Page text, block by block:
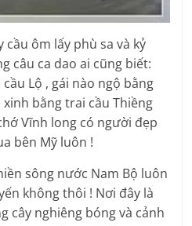
cầu ôm lấy phù sa và kỷ
câu ca dao ai cũng biết:
Lộ , gái nào ngộ bằng
xinh bằng trai cầu Thiềng
Vĩnh long có người đẹp
bên Mỹ luôn !
sông nước Nam Bộ luôn
không thôi ! Nơi đây là
cây nghiêng bóng và cảnh